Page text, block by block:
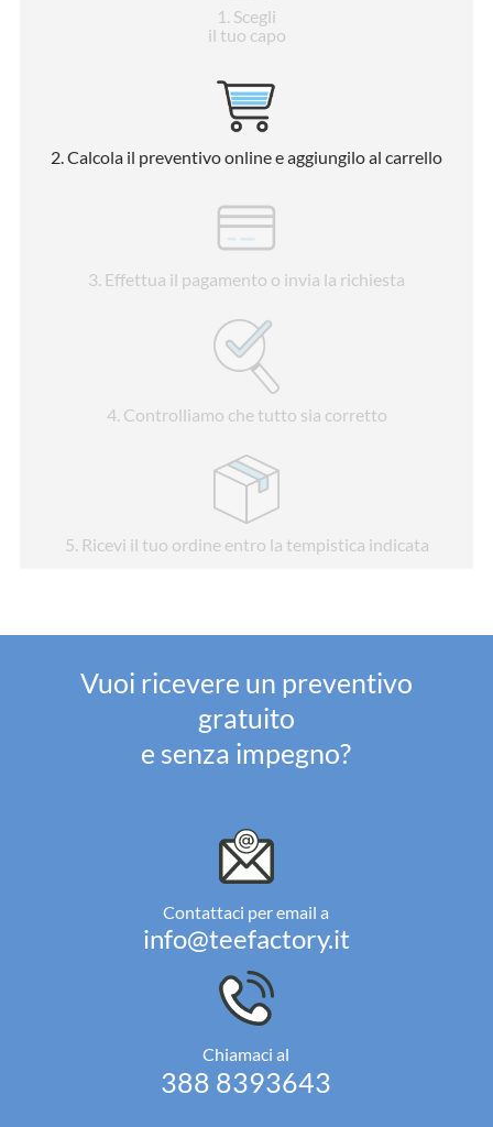
1 . Scegli
il tuo capo
2. Calcola il preventivo online e aggiungilo al carrello
3. Effettua il pagamento o invia la richiesta
4. Controlliamo che tutto sia corretto
5. Ricevi il tuo ordine entro la tempistica indicata
Vuoi ricevere un preventivo
gratuito
e senza impegno?
Contattaci per email a
info@teefactory.it
Chiamaci al
388 8393643